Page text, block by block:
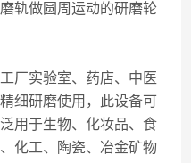
轨做圆周运动的研磨轮
实验室、药店、中医
细研磨使用，此设备可
用于生物、化妆品、食
化工、陶瓷、冶金矿物